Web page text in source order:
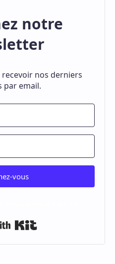
notre
nos derniers
par email.
vous